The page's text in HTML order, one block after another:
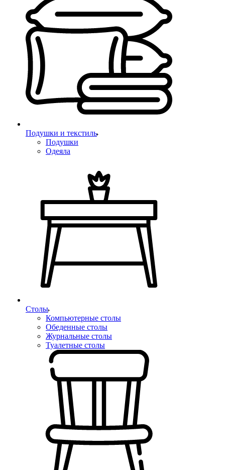
Подушки и текстиль
Подушки
Одеяла
Столы
Компьютерные столы
Обеденные столы
Журнальные столы
Туалетные столы